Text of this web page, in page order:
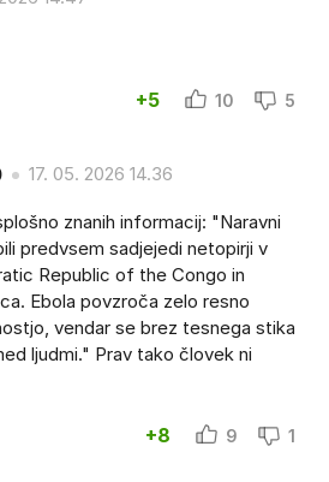
+5 10 5
17. 05. 2026 14.36
znanih informacij: "Naravni
predvsem sadjejedi netopirji v
Republic of the Congo in
Ebola povzroča zelo resno
vendar se brez tesnega stika
ljudmi." Prav tako človek ni
+8 9 1